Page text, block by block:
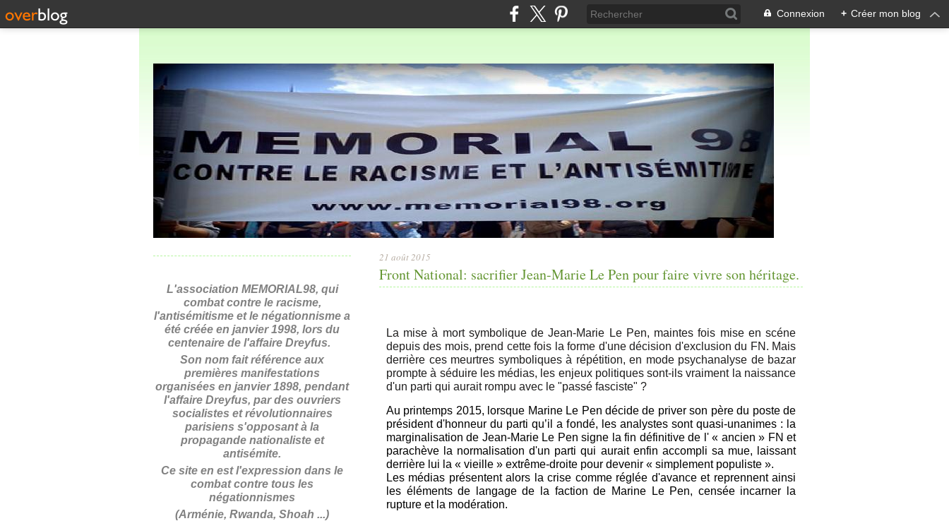
Connexion + Créer mon blog
L'association MEMORIAL98, qui
combat contre le racisme,
l'antisémitisme et le négationnisme a
été créée en janvier 1998, lors du
centenaire de l'affaire Dreyfus.
Son nom fait référence aux
premières manifestations
organisées en janvier 1898, pendant
l'affaire Dreyfus, par des ouvriers
socialistes et révolutionnaires
parisiens s'opposant à la
propagande nationaliste et
antisémite.
Ce site en est l'expression dans le
combat contre tous les
négationnismes
(Arménie, Rwanda, Shoah ...)
21 août 2015
Front National: sacrifier Jean-Marie Le Pen pour faire vivre son héritage.
La mise à mort symbolique de Jean-Marie Le Pen, maintes fois mise en scéne
depuis des mois, prend cette fois la forme d'une décision d'exclusion du FN. Mais
derrière ces meurtres symboliques à répétition, en mode psychanalyse de bazar
prompte à séduire les médias, les enjeux politiques sont-ils vraiment la naissance
d'un parti qui aurait rompu avec le "passé fasciste" ?
Au printemps 2015, lorsque Marine Le Pen décide de priver son père du poste de
président d'honneur du parti qu’il a fondé, les analystes sont quasi-unanimes : la
marginalisation de Jean-Marie Le Pen signe la fin définitive de l' « ancien » FN et
parachève la normalisation d'un parti qui aurait enfin accompli sa mue, laissant
derrière lui la « vieille » extrême-droite pour devenir « simplement populiste ».
Les médias présentent alors la crise comme réglée d'avance et reprennent ainsi
les éléments de langage de la faction de Marine Le Pen, censée incarner la
rupture et la modération.